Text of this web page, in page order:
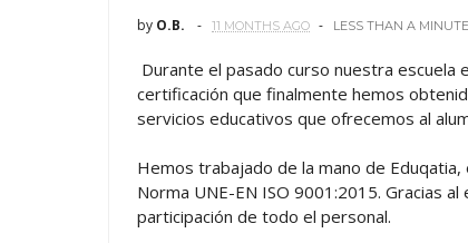
by O.B. 11 MONTHS AGO LESS THAN A MINUTE
Durante el pasado curso nuestra escuela
certificación que finalmente hemos
servicios educativos que ofrecemos al
Hemos trabajado de la mano de
Norma UNE-EN ISO 9001:2015. Gracias al
participación de todo el personal.